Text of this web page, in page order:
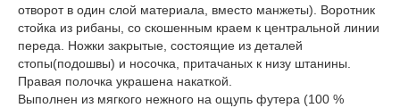
отворот в один слой материала, вместо манжеты). Воротник
стойка из рибаны, со скошенным краем к центральной линии
переда. Ножки закрытые, состоящие из деталей
стопы(подошвы) и носочка, притачаных к низу штанины.
Правая полочка украшена накаткой.
Выполнен из мягкого нежного на ощупь футера (100 %